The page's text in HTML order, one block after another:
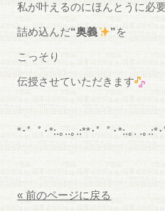
私が叶えるのにほんとうに必
詰め込んだ“奥義 ”を
こっそり
伝授させていただきます
*･゜ﾟ･*:.｡..｡.:**･゜ﾟ･*:.｡. .｡.:*
« 前のページに戻る